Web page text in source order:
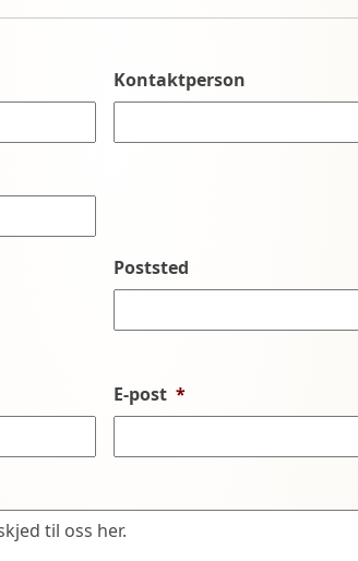
Kontaktperson
Poststed
E-post *